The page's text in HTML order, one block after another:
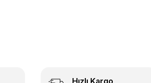
Hızlı Kargo